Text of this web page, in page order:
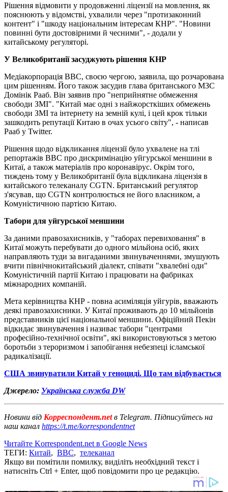
Рішення відмовити у продовженні ліцензії на мовлення, як
пояснюють у відомстві, ухвалили через "протизаконний
контент" і "шкоду національним інтересам КНР". "Новини
повинні бути достовірними й чесними", - додали у
китайському регуляторі.
У Великобританії засуджують рішення КНР
Медіакорпорація BBC, своєю чергою, заявила, що розчарована
цим рішенням. Його також засудив глава британського МЗС
Домінік Рааб. Він заявив про "неприйнятне обмеження
свободи ЗМІ". "Китай має одні з найжорсткіших обмежень
свободи ЗМІ та інтернету на земній кулі, і цей крок тільки
зашкодить репутації Китаю в очах усього світу", - написав
Рааб у Twitter.
Рішення щодо відкликання ліцензії було ухвалене на тлі
репортажів BBC про дискримінацію уйгурської меншини в
Китаї, а також матеріалів про коронавірус. Окрім того,
тиждень тому у Великобританії була відкликана ліцензія в
китайського телеканалу CGTN. Британський регулятор
з'ясував, що CGTN контролюється не його власником, а
Комуністичною партією Китаю.
Табори для уйгурської меншини
За даними правозахисників, у "таборах перевиховання" в
Китаї можуть перебувати до одного мільйона осіб, яких
направляють туди за вигаданими звинуваченнями, змушують
вчити північнокитайський діалект, співати "хвалебні оди"
Комуністичній партії Китаю і працювати на фабриках
міжнародних компаній.
Мета керівництва КНР - повна асиміляція уйгурів, вважають
деякі правозахисники. У Китаї проживають до 10 мільйонів
представників цієї національної меншини. Офіційний Пекін
відкидає звинувачення і називає табори "центрами
професійно-технічної освіти", які використовуються з метою
боротьби з тероризмом і запобігання небезпеці ісламської
радикалізації.
США звинуватили Китай у геноциді. Що там відбувається
Джерело: Українська служба DW
Новини від Корреспондент.netв Telegram. Підписуйтесь на
наш канал https://t.me/korrespondentnet
Читайте Korrespondent.net в Google News
ТЕГИ: Китай, ВВС, телеканал
Якщо ви помітили помилку, виділіть необхідний текст і
натисніть Ctrl + Enter, щоб повідомити про це редакцію.